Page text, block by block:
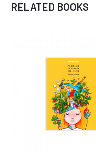
RELATED BOOKS